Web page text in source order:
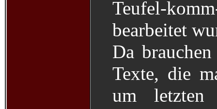
Teufel-
bearbeitet
Da
Texte, die
um letzten